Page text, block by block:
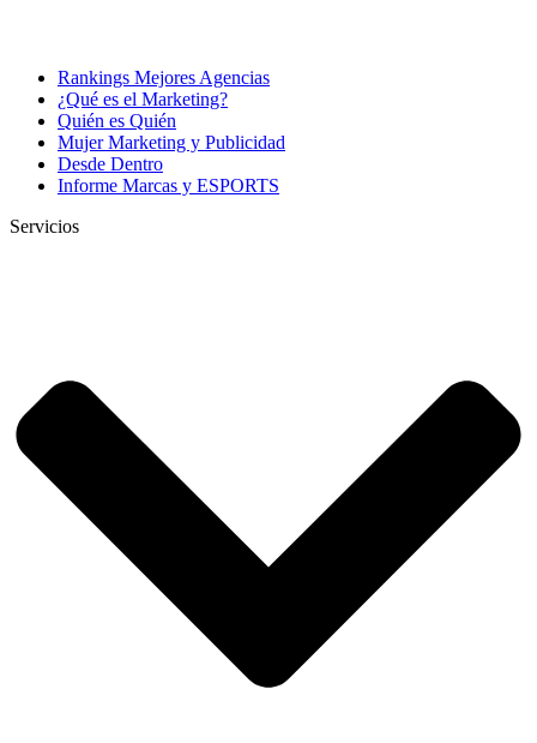
Rankings Mejores Agencias
¿Qué es el Marketing?
Quién es Quién
Mujer Marketing y Publicidad
Desde Dentro
Informe Marcas y ESPORTS
Servicios